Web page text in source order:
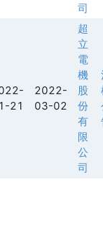
司
21
2022-
03-02
超
立
電
機
股
份
有
限
公
司